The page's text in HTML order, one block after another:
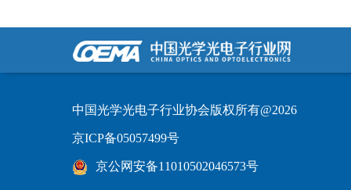
中国光学光电子行业协会版权所有@2026
京ICP备05057499号
京公网安备11010502046573号